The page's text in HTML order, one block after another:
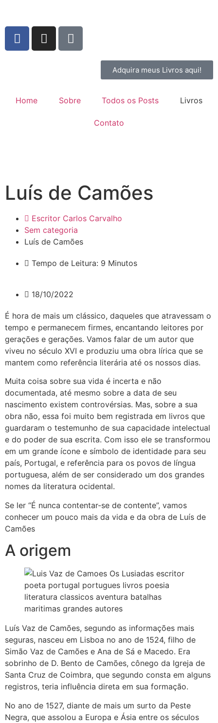
Adquira meus Livros aqui!
Home Sobre Todos os Posts Livros
Contato
Luís de Camões
Escritor Carlos Carvalho
Sem categoria
Luís de Camões
Tempo de Leitura: 9 Minutos
18/10/2022
É hora de mais um clássico, daqueles que atravessam o
tempo e permanecem firmes, encantando leitores por
gerações e gerações. Vamos falar de um autor que
viveu no século XVI e produziu uma obra lírica que se
mantem como referência literária até os nossos dias.
Muita coisa sobre sua vida é incerta e não
documentada, até mesmo sobre a data de seu
nascimento existem controvérsias. Mas, sobre a sua
obra não, essa foi muito bem registrada em livros que
guardaram o testemunho de sua capacidade intelectual
e do poder de sua escrita. Com isso ele se transformou
em um grande ícone e símbolo de identidade para seu
país, Portugal, e referência para os povos de língua
portuguesa, além de ser considerado um dos grandes
nomes da literatura ocidental.
Se ler “É nunca contentar-se de contente”, vamos
conhecer um pouco mais da vida e da obra de Luís de
Camões
A origem
Luís Vaz de Camões, segundo as informações mais
seguras, nasceu em Lisboa no ano de 1524, filho de
Simão Vaz de Camões e Ana de Sá e Macedo. Era
sobrinho de D. Bento de Camões, cônego da Igreja de
Santa Cruz de Coimbra, que segundo consta em alguns
registros, teria influência direta em sua formação.
No ano de 1527, diante de mais um surto da Peste
Negra, que assolou a Europa e Ásia entre os séculos